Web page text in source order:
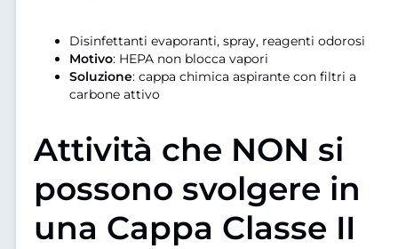
Disinfettanti evaporanti, spray, reagenti odorosi
Motivo: HEPA non blocca vapori
Soluzione: cappa chimica aspirante con filtri a
carbone attivo
Attività che NON si
possono svolgere in
una Cappa Classe II